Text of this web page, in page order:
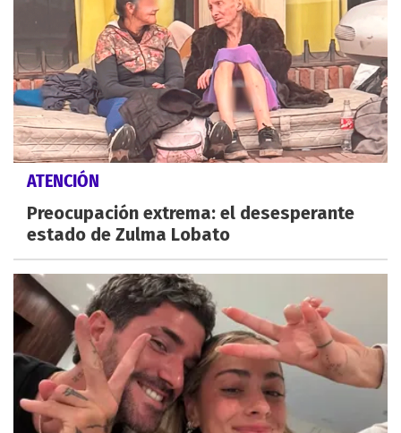
ATENCIÓN
Preocupación extrema: el desesperante
estado de Zulma Lobato